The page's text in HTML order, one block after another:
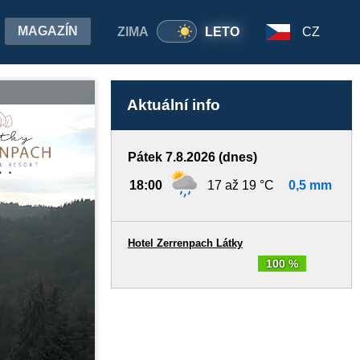
ZIMA LETO
MAGAZÍN CZ
Aktuální info
Pátek 7.8.2026 (dnes)
18:00 17 až 19 °C 0,5 mm
100 %
Hotel Zerrenpach Látky